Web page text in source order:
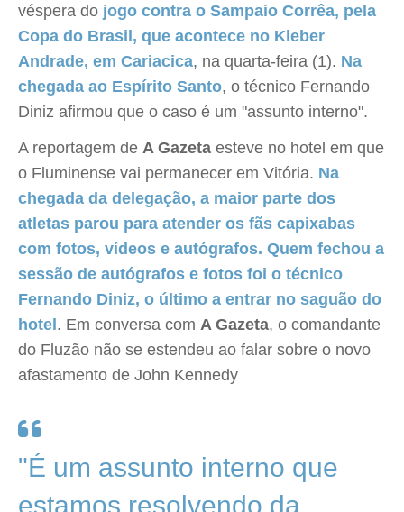
véspera do jogo contra o Sampaio Corrêa, pela
Copa do Brasil, que acontece no Kleber
Andrade, em Cariacica, na quarta-feira (1). Na
chegada ao Espírito Santo, o técnico Fernando
Diniz afirmou que o caso é um "assunto interno".
A reportagem de A Gazeta esteve no hotel em que
o Fluminense vai permanecer em Vitória. Na
chegada da delegação, a maior parte dos
atletas parou para atender os fãs capixabas
com fotos, vídeos e autógrafos. Quem fechou a
sessão de autógrafos e fotos foi o técnico
Fernando Diniz, o último a entrar no saguão do
hotel. Em conversa com A Gazeta, o comandante
do Fluzão não se estendeu ao falar sobre o novo
afastamento de John Kennedy
"É um assunto interno que
estamos resolvendo da